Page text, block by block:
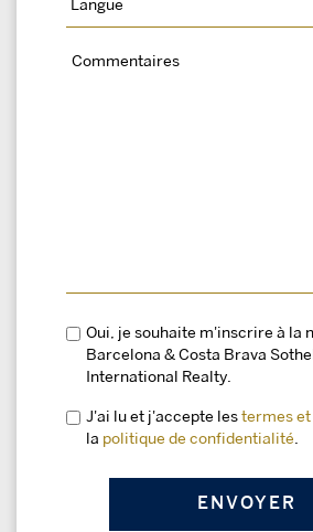
Oui, je souhaite m'inscrire à la
Barcelona & Costa Brava
International Realty.
J'ai lu et j'accepte les termes
la politique de confidentialité